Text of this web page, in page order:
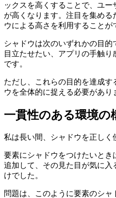
ックスを高くすることで、ユ
が高くなります。注目を集め
ウによる高さを利用することが
シャドウは次のいずれかの目的
目立たせたい 、アプリの手触り
です。
ただし、これらの目的を達成
ウを全体的に捉える必要があり
一貫性のある環境の
私は長い間、シャドウを正し
要素にシャドウをつけたいとき
追加して、その見た目が気に
けでした。
問題は、このように要素のシ